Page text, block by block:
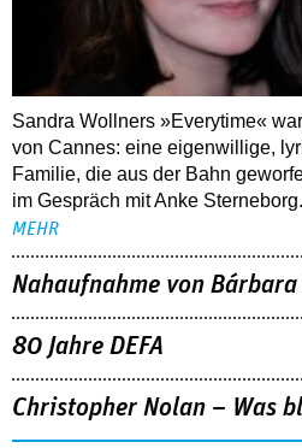
Sandra Wollners »Everytime«
von Cannes: eine eigenwillige,
Familie, die aus der Bahn
im Gespräch mit Anke Sterneborg.
MEHR
Nahaufnahme von Bárbara
80 Jahre DEFA
Christopher Nolan – Was